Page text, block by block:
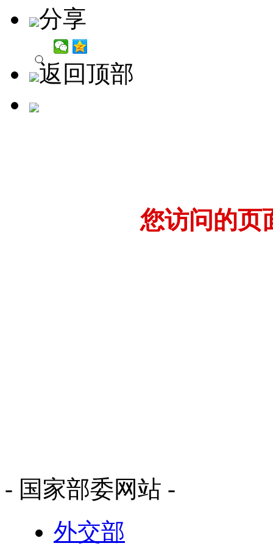
分享
返回顶部
您访问的页
- 国家部委网站 -
外交部